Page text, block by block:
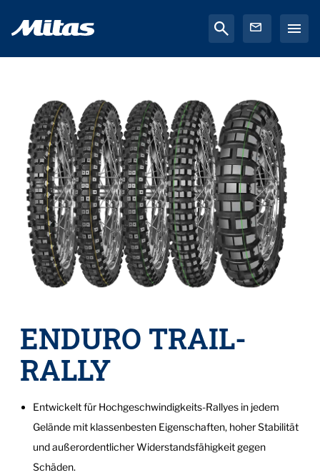
ENDURO TRAIL-
RALLY
Entwickelt für Hochgeschwindigkeits-Rallyes in jedem
Gelände mit klassenbesten Eigenschaften, hoher Stabilität
und außerordentlicher Widerstandsfähigkeit gegen
Schäden.